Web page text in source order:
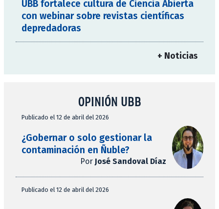
UBB fortalece cultura de Ciencia Abierta
con webinar sobre revistas científicas
depredadoras
+ Noticias
OPINIÓN UBB
Publicado el 12 de abril del 2026
¿Gobernar o solo gestionar la
contaminación en Ñuble?
Por José Sandoval Díaz
Publicado el 12 de abril del 2026